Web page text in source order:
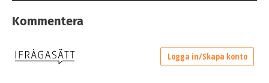
Kommentera